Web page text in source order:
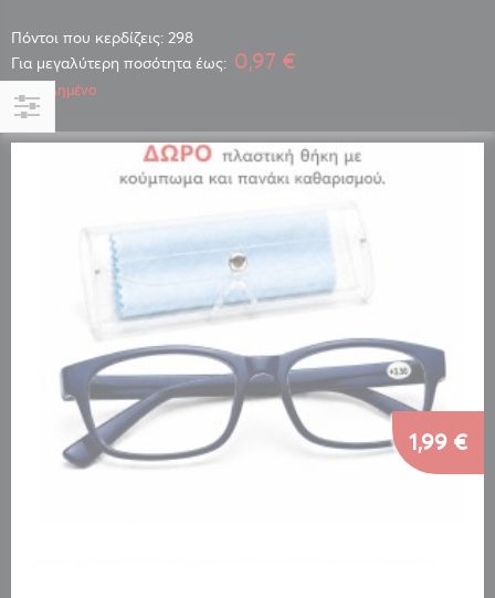
Πόντοι που κερδίζεις: 298
Για μεγαλύτερη ποσότητα έως: 0,97 €
Εξαντλημένο
1,99 €
Αγορά